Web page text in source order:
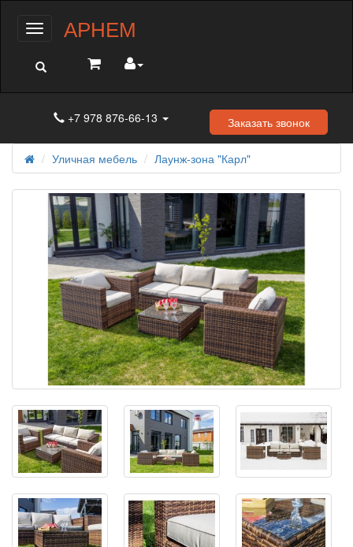
МенюАРНЕМ
+7 978 876-66-13 Заказать звонок
Уличная мебель Лаунж-зона "Карл"